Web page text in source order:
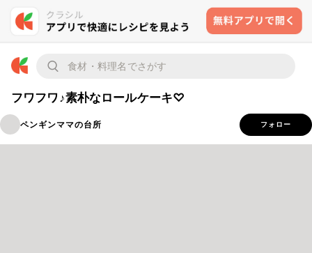
フワフワ♪素朴なロールケーキ♡
ペンギンママの台所 フォロー